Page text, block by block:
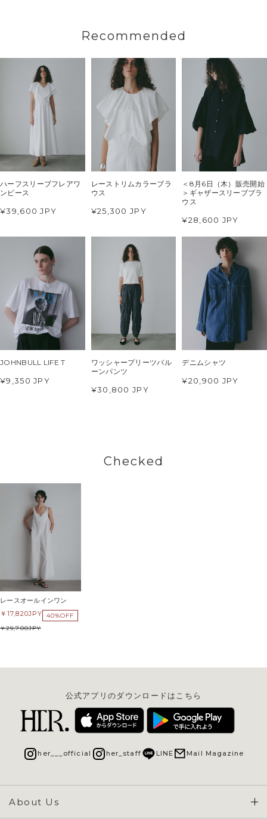
Recommended
ハーフスリーブフレアワ
ンピース
¥39,600 JPY
レーストリムカラーブラ
ウス
¥25,300 JPY
＜8月6日（木）販売開始
＞ギャザースリーブブラ
ウス
¥28,600 JPY
JOHNBULL LIFE T
¥9,350 JPY
ワッシャープリーツバル
ーンパンツ
¥30,800 JPY
デニムシャツ
¥20,900 JPY
Checked
レースオールインワン
17,820JPY 40%OFF
29,700JPY
About Us
公式アプリのダウンロードはこちら
her___official her_staff LINE Mail Magazine